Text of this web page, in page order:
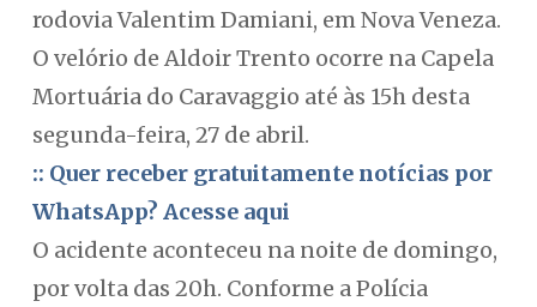
rodovia Valentim Damiani, em Nova Veneza.
O velório de Aldoir Trento ocorre na Capela
Mortuária do Caravaggio até às 15h desta
segunda-feira, 27 de abril.
:: Quer receber gratuitamente notícias por
WhatsApp? Acesse aqui
O acidente aconteceu na noite de domingo,
por volta das 20h. Conforme a Polícia